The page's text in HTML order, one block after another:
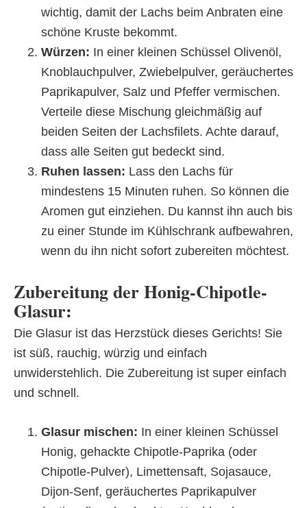
wichtig, damit der Lachs beim Anbraten eine
schöne Kruste bekommt.
Würzen: In einer kleinen Schüssel Olivenöl,
Knoblauchpulver, Zwiebelpulver, geräuchertes
Paprikapulver, Salz und Pfeffer vermischen.
Verteile diese Mischung gleichmäßig auf
beiden Seiten der Lachsfilets. Achte darauf,
dass alle Seiten gut bedeckt sind.
Ruhen lassen: Lass den Lachs für
mindestens 15 Minuten ruhen. So können die
Aromen gut einziehen. Du kannst ihn auch bis
zu einer Stunde im Kühlschrank aufbewahren,
wenn du ihn nicht sofort zubereiten möchtest.
Zubereitung der Honig-Chipotle-
Glasur:
Die Glasur ist das Herzstück dieses Gerichts! Sie
ist süß, rauchig, würzig und einfach
unwiderstehlich. Die Zubereitung ist super einfach
und schnell.
Glasur mischen: In einer kleinen Schüssel
Honig, gehackte Chipotle-Paprika (oder
Chipotle-Pulver), Limettensaft, Sojasauce,
Dijon-Senf, geräuchertes Paprikapulver